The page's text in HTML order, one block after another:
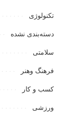
تکنولوژی
دسته‌بندی نشده
سلامتی
فرهنگ وهنر
کسب و کار
ورزشی